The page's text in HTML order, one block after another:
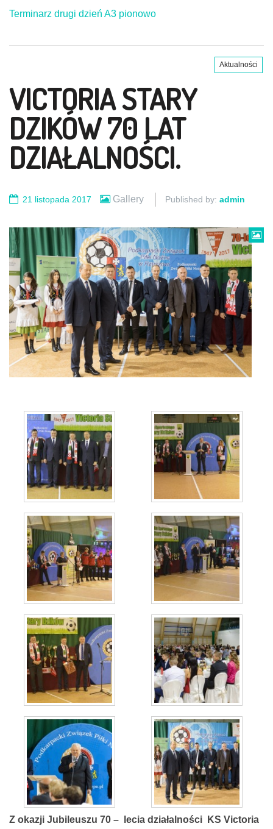
Terminarz drugi dzień A3 pionowo
Aktualności
VICTORIA STARY
DZIKÓW 70 LAT
DZIAŁALNOŚCI.
21 listopada 2017 Gallery Published by: admin
Z okazji Jubileuszu 70 – lecia działalności KS Victoria